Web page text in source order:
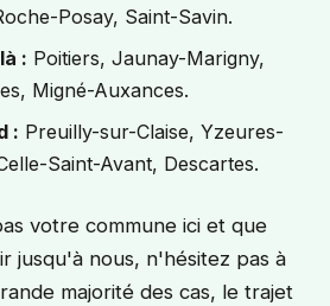
Posay, Saint-Savin.
: Poitiers, Jaunay-Marigny,
Migné-Auxances.
: Preuilly-sur-Claise, Yzeures-
Saint-Avant, Descartes.
votre commune ici et que
jusqu'à nous, n'hésitez pas à
majorité des cas, le trajet